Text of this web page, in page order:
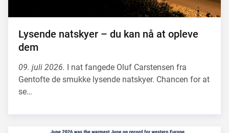
Lysende natskyer – du kan nå at opleve
dem
09. juli 2026. I nat fangede Oluf Carstensen fra
Gentofte de smukke lysende natskyer. Chancen for at
se…